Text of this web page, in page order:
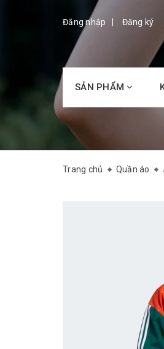
Đăng nhập Đăng ký
SẢN PHẨM
Trang chủ Quần áo